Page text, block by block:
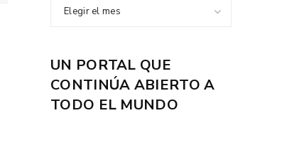
Elegir el mes
UN PORTAL QUE
CONTINÚA ABIERTO A
TODO EL MUNDO